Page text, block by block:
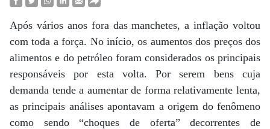
Após vários anos fora das manchetes, a inflação voltou
com toda a força. No início, os aumentos dos preços dos
alimentos e do petróleo foram considerados os principais
responsáveis por esta volta. Por serem bens cuja
demanda tende a aumentar de forma relativamente lenta,
as principais análises apontavam a origem do fenômeno
como sendo “choques de oferta” decorrentes de